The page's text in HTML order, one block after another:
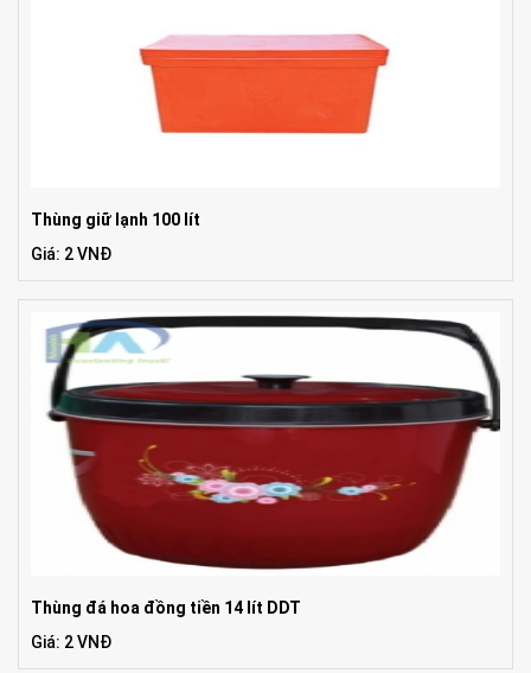
Thùng giữ lạnh 100 lít
Giá: 2 VNĐ
Thùng đá hoa đồng tiền 14 lít DDT
Giá: 2 VNĐ